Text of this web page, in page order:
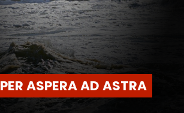
PER ASPERA AD ASTRA